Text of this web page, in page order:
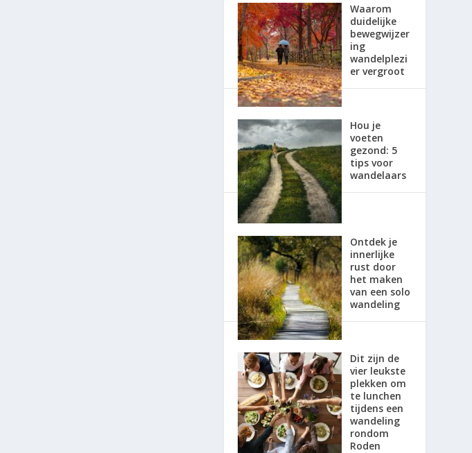
Waarom
duidelijke
bewegwijzer
ing
wandelplezi
er vergroot
Hou je
voeten
gezond: 5
tips voor
wandelaars
Ontdek je
innerlijke
rust door
het maken
van een solo
wandeling
Dit zijn de
vier leukste
plekken om
te lunchen
tijdens een
wandeling
rondom
Roden